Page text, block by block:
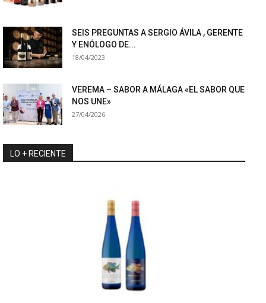
SEIS PREGUNTAS A SERGIO ÁVILA , GERENTE
Y ENÓLOGO DE...
18/04/2023
VEREMA – SABOR A MÁLAGA «EL SABOR QUE
NOS UNE»
27/04/2026
LO + RECIENTE